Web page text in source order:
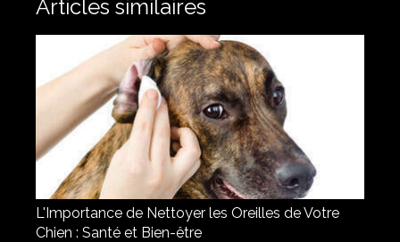
Articles similaires
L'Importance de Nettoyer les Oreilles de Votre
Chien : Santé et Bien-être